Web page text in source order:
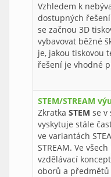
Vzhledem k
dostupných
se začnou 3D
vybavovat běžné
je, jakou tiskovou
řešení je vhodné
STEM/STREAM
Zkratka STEM se v
vyskytuje stále
ve variantách
STREAM. Ve
vzdělávací
oborů a